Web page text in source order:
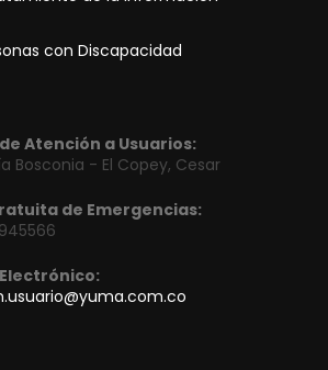
con Discapacidad
Atención a Usuarios:
Bosconia - El Copey, Cesar
de Emergencias: